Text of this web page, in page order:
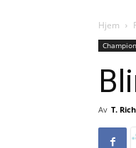
Hjem
Av T.